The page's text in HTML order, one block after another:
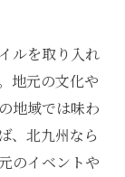
ルを取り入れ
地元の文化や
地域では味わ
、北九州なら
のイベントや